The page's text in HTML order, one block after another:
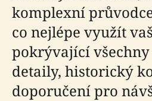
komplexní
co nejlépe využít
pokrývající
detaily, historický
doporučení pro